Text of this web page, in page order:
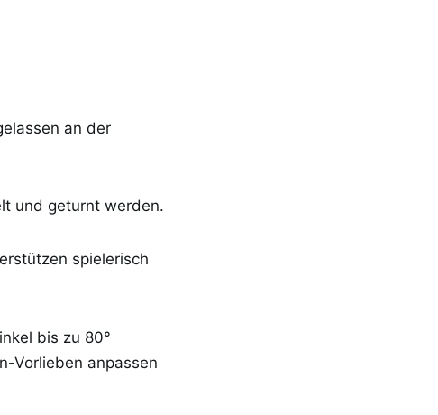
an der
und geturnt werden.
spielerisch
bis zu 80°
Vorlieben anpassen